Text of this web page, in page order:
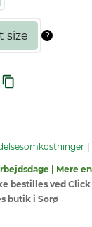
| Mere
bestilles ved
butik i Sorø